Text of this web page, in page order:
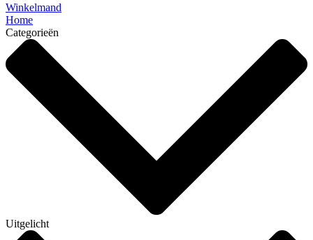
Winkelmand
Home
Categorieën
Uitgelicht